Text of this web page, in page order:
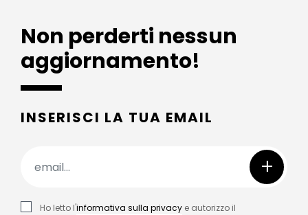
Non perderti nessun
aggiornamento!
INSERISCI LA TUA EMAIL
+
Ho letto l'informativa sulla privacy e autorizzo il